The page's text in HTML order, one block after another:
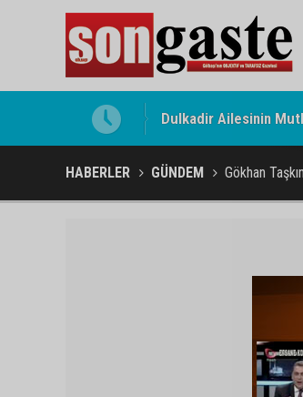
Gölbaşı Esnafının
HABERLER GÜNDEM Gökhan